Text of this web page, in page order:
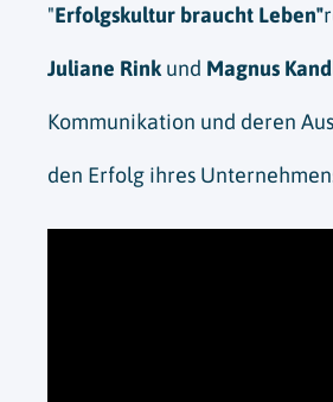
"Erfolgskultur braucht Leben"
Juliane Rink und Magnus
Kommunikation und deren
den Erfolg ihres